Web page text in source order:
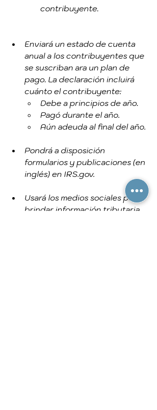
contribuyente.
Enviará un estado de cuenta
anual a los contribuyentes que
se suscriban ara un plan de
pago. La declaración incluirá
cuánto el contribuyente:
Debe a principios de año.
Pagó durante el año.
Aún adeuda al final del año.
Pondrá a disposición
formularios y publicaciones (en
inglés) en IRS.gov.
Usará los medios sociales para
brindar información tributaria